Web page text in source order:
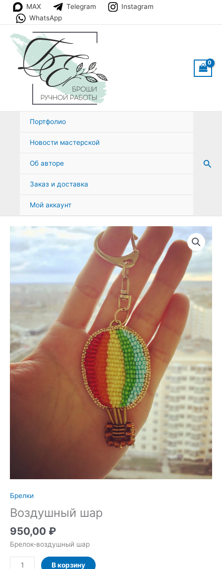
Перейти
содержимому
MAX Telegram
Instagram
WhatsApp
Портфолио
Новости мастерской
Об авторе
Заказ и доставка
Мой аккаунт
Брелки
Воздушный шар
950,00 ₽
Брелок-воздушный шар
Количество
В корзину